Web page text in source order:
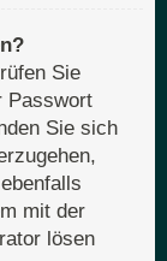
Sie
Passwort
Sie sich
mit der
lösen